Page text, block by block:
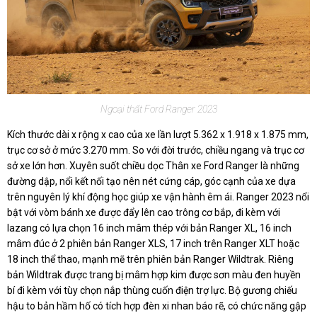
Ngoại thất Ford Ranger 2023
Kích thước dài x rộng x cao của xe lần lượt 5.362 x 1.918 x 1.875 mm,
trục cơ sở ở mức 3.270 mm. So với đời trước, chiều ngang và trục cơ
sở xe lớn hơn. Xuyên suốt chiều dọc Thân xe Ford Ranger là những
đường dập, nổi kết nối tạo nên nét cứng cáp, góc cạnh của xe dựa
trên nguyên lý khí động học giúp xe vận hành êm ái. Ranger 2023 nổi
bật với vòm bánh xe được đẩy lên cao trông cơ bắp, đi kèm với
lazang có lựa chọn 16 inch mâm thép với bản Ranger XL, 16 inch
mâm đúc ở 2 phiên bản Ranger XLS, 17 inch trên Ranger XLT hoặc
18 inch thể thao, mạnh mẽ trên phiên bản Ranger Wildtrak. Riêng
bản Wildtrak được trang bị mâm hợp kim được sơn màu đen huyền
bí đi kèm với tùy chọn nắp thùng cuốn điện trợ lực. Bộ gương chiếu
hậu to bản hầm hố có tích hợp đèn xi nhan báo rẽ, có chức năng gập